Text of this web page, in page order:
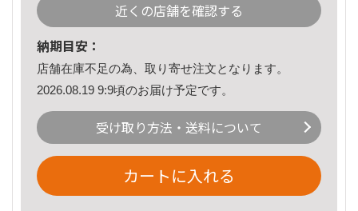
近くの店舗を確認する
納期目安：
店舗在庫不足の為、取り寄せ注文となります。
2026.08.19 9:9頃のお届け予定です。
受け取り方法・送料について
カートに入れる